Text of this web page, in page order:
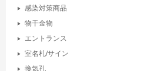
感染対策商品
物干金物
エントランス
室名札/サイン
換気孔